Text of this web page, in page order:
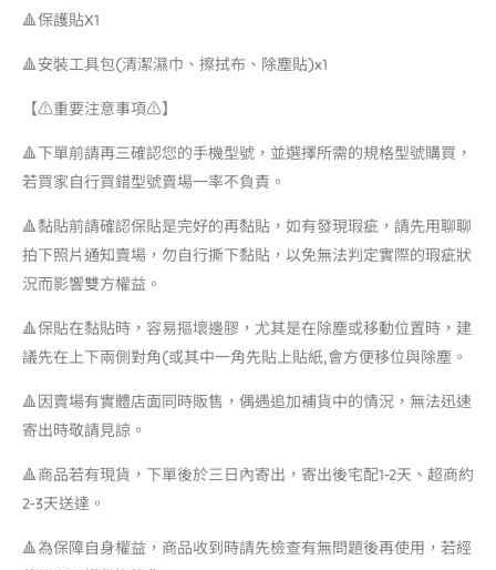
🔺保護貼X1
🔺安裝工具包(清潔濕巾、擦拭布、除塵貼)x1
【⚠️重要注意事項⚠️】
🔺下單前請再三確認您的手機型號，並選擇所需的規格型號購買，
若買家自行買錯型號賣場一率不負責。
🔺黏貼前請確認保貼是完好的再黏貼，如有發現瑕疵，請先用聊聊
拍下照片通知賣場，勿自行撕下黏貼，以免無法判定實際的瑕疵狀
況而影響雙方權益。
🔺保貼在黏貼時，容易摳壞邊膠，尤其是在除塵或移動位置時，建
議先在上下兩側對角(或其中一角先貼上貼紙,會方便移位與除塵。
🔺因賣場有實體店面同時販售，偶遇追加補貨中的情況，無法迅速
寄出時敬請見諒。
🔺商品若有現貨，下單後於三日內寄出，寄出後宅配1-2天、超商約
2-3天送達。
🔺為保障自身權益，商品收到時請先檢查有無問題後再使用，若經